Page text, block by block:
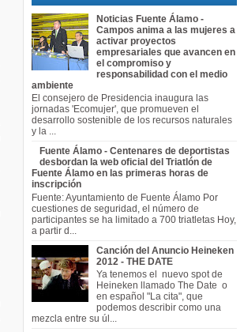
Noticias Fuente Álamo -
Campos anima a las mujeres a
activar proyectos
empresariales que avancen en
el compromiso y
responsabilidad con el medio
ambiente
El consejero de Presidencia inaugura las
jornadas 'Ecomujer', que promueven el
desarrollo sostenible de los recursos naturales
y la ...
Fuente Álamo - Centenares de deportistas
desbordan la web oficial del Triatlón de
Fuente Álamo en las primeras horas de
inscripción
Fuente: Ayuntamiento de Fuente Álamo Por
cuestiones de seguridad, el número de
participantes se ha limitado a 700 triatletas Hoy,
a partir d...
Canción del Anuncio Heineken
2012 - THE DATE
Ya tenemos el nuevo spot de
Heineken llamado The Date o
en español "La cita", que
podemos describir como una
mezcla entre su úl...